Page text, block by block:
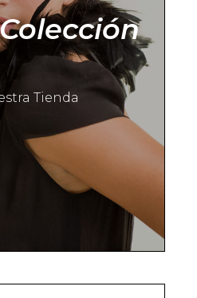
Colección
Tienda